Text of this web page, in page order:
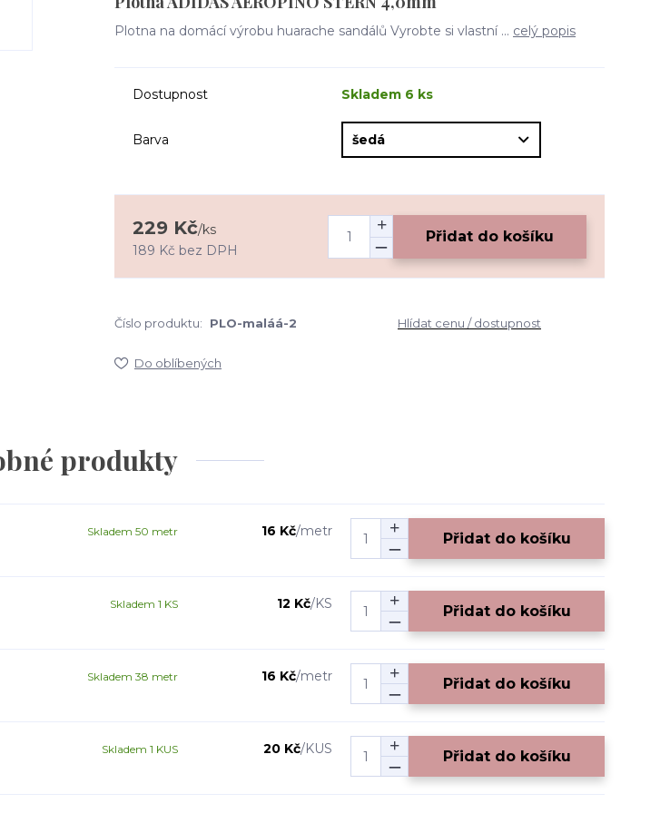
Plotna na domácí výrobu huarache sandálů Vyrobte si vlastní ... celý popis
Dostupnost Skladem 6 ks
Barva
229 Kč/ks
189 Kč bez DPH
Přidat do košíku
Číslo produktu: PLO-maláá-2 Hlídat cenu / dostupnost
Do oblíbených
produkty
16 Kč/metr
Skladem 50 metr Přidat do košíku
12 Kč/KS
Skladem 1 KS Přidat do košíku
16 Kč/metr
Skladem 38 metr Přidat do košíku
20 Kč/KUS
Skladem 1 KUS Přidat do košíku